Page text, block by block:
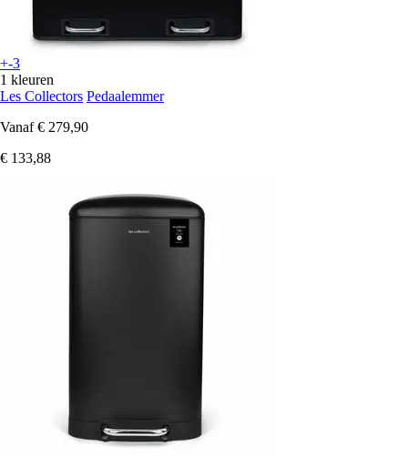
+-3
1 kleuren
Les Collectors Pedaalemmer
Vanaf € 279,90
€ 133,88